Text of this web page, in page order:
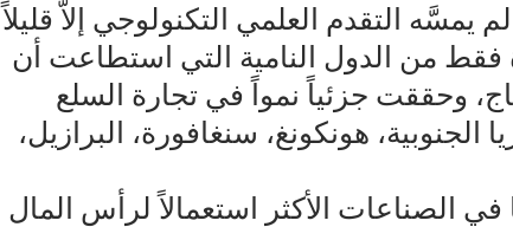
يمسَّه التقدم العلمي التكنولوجي إلاّ قليلاً
فقط من الدول النامية التي استطاعت أن
وحققت جزئياً نمواً في تجارة السلع
الجنوبية، هونكونغ، سنغافورة، البرازيل،
الصناعات الأكثر استعمالاً لرأس المال